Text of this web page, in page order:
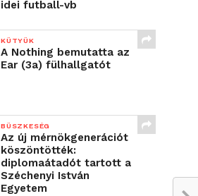
idei futball-vb
KÜTYÜK
A Nothing bemutatta az
Ear (3a) fülhallgatót
BÜSZKESÉG
Az új mérnökgenerációt
köszöntötték:
diplomaátadót tartott a
Széchenyi István
Egyetem